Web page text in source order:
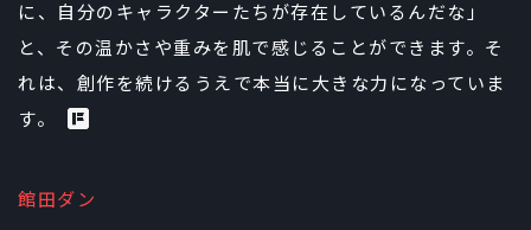
に、自分のキャラクターたちが存在しているんだな」
と、その温かさや重みを肌で感じることができます。そ
れは、創作を続けるうえで本当に大きな力になっていま
す。
館田ダン